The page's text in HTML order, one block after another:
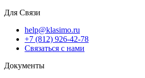
Для Связи
help@klasimo.ru
+7 (812) 926-42-78
Связаться с нами
Документы